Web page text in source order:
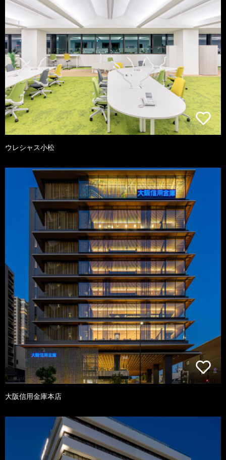
ウレシャス小松
大阪信用金庫本店